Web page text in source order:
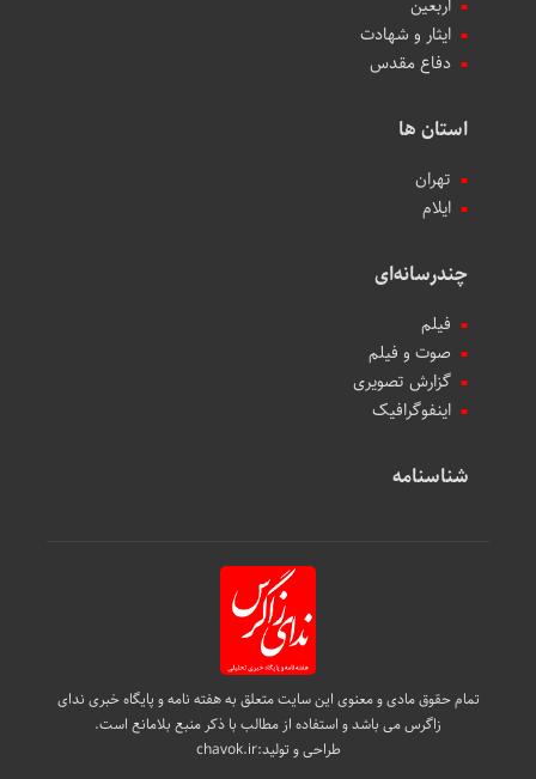
ایثار و شهادت
دفاع مقدس
استان ها
تهران
ایلام
چندرسانه‌ای
فیلم
صوت و فیلم
گزارش تصویری
اینفوگرافیک
شناسنامه
تمام حقوق مادی و معنوی این سایت متعلق به هفته نامه و پایگاه خبری ندای
زاگرس می باشد و استفاده از مطالب با ذکر منبع بلامانع است.
طراحی و تولید:chavok.ir